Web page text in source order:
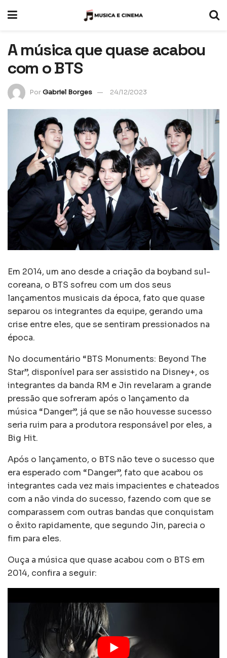
A música que quase acabou
com o BTS
PorGabriel Borges 24/12/2023
Em 2014, um ano desde a criação da boyband sul-
coreana, o BTS sofreu com um dos seus
lançamentos musicais da época, fato que quase
separou os integrantes da equipe, gerando uma
crise entre eles, que se sentiram pressionados na
época.
No documentário “BTS Monuments: Beyond The
Star”, disponível para ser assistido na Disney+, os
integrantes da banda RM e Jin revelaram a grande
pressão que sofreram após o lançamento da
música “Danger”, já que se não houvesse sucesso
seria ruim para a produtora responsável por eles, a
Big Hit.
Após o lançamento, o BTS não teve o sucesso que
era esperado com “Danger”, fato que acabou os
integrantes cada vez mais impacientes e chateados
com a não vinda do sucesso, fazendo com que se
comparassem com outras bandas que conquistam
o êxito rapidamente, que segundo Jin, parecia o
fim para eles.
Ouça a música que quase acabou com o BTS em
2014, confira a seguir: